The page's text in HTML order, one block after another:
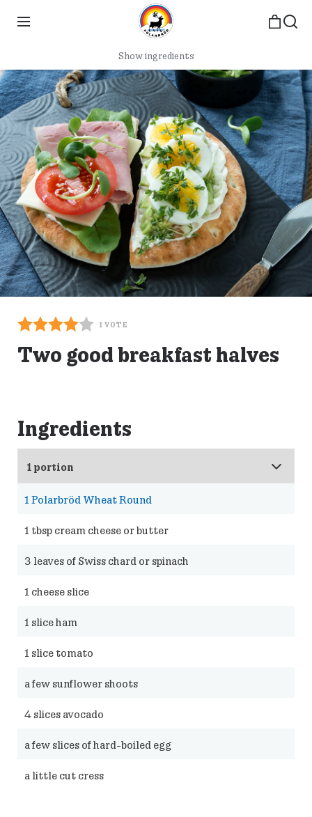
Show ingredients
1 VOTE
Two good breakfast halves
Ingredients
1Polarbröd Wheat Round
1 tbsp cream cheese or butter
3 leaves of Swiss chard or spinach
1 cheese slice
1 slice ham
1 slice tomato
a few sunflower shoots
4 slices avocado
a few slices of hard-boiled egg
a little cut cress